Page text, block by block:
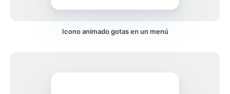
Icono animado gotas en un menú